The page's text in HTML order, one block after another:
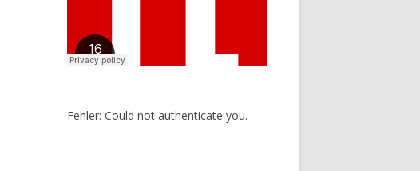
Fehler: Could not authenticate you.